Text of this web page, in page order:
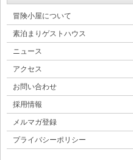
冒険小屋について
素泊まりゲストハウス
ニュース
アクセス
お問い合わせ
採用情報
メルマガ登録
プライバシーポリシー